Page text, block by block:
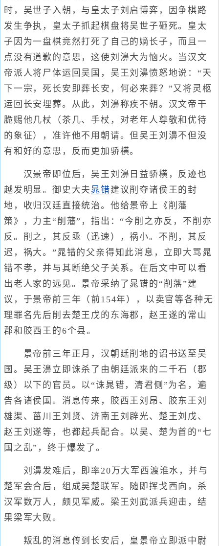
时，吴世子入朝，与皇太子刘启博弈，因争棋路
发生争执，皇太子抓起棋盘将吴世子砸死。皇太
子因为一盘棋竟然打死了自己的嫡长子，而且一
点没有道歉的意思，这使刘濞大为恼火。当汉文
帝派人将尸体运回吴国，吴王刘濞愤怒地说：“天
下一宗，死长安即葬长安，何必来葬？”又将灵柩
运回长安埋葬。从此，刘濞称疾不朝。汉文帝干
脆赐他几杖（茶几、手杖，对老年人尊敬和优待
的象征），准许他不用朝请。但吴王刘濞不但没
有和好的意思，反而更加骄横。
汉景帝即位后，吴王刘濞日益骄横，反迹也
越发明显。御史大夫 晁错建议削夺诸侯王的封
地，收归汉廷直接统治。他给景帝上《削藩
策》，力主“削藩”，指出：“今削之亦反，不削亦
反。削之，其反亟（迅速），祸小。不削，其反
迟，祸大。”晁错的父亲得知此消息，立即大骂晁
错不孝，并与其断绝父子关系。在后文中可以看
出老人家的远见。景帝采纳了晁错的“削藩”建
议，于景帝前三年（前154年），以卖官等各种无
理罪名先后削去楚王戊的东海郡，赵王遂的常山
郡和胶西王的6个县。
景帝前三年正月，汉朝廷削地的诏书送至吴
国。吴王濞立即诛杀了由朝廷派来的二千石（郡
级）以下的官员。以“诛晁错，清君侧”为名，遍
告各诸侯国。消息传来，胶西王刘昂、胶东王刘
雄渠、菑川王刘贤、济南王刘辟光、楚王刘戊、
赵王刘遂等，也都起兵配合。以吴、楚为首的“七
国之乱”，终于爆发了。
刘濞发难后，即率20万大军西渡淮水，并与
楚军会合后，组成吴楚联军。随即挥戈西向，杀
汉军数万人，颇见军威。梁王刘武派兵迎击，结
果梁军大败。
叛乱的消息传到长安后，皇景帝立即派中尉